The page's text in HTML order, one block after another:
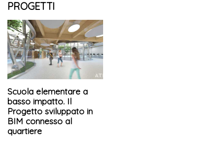
PROGETTI
Scuola elementare a
basso impatto. Il
Progetto sviluppato in
BIM connesso al
quartiere